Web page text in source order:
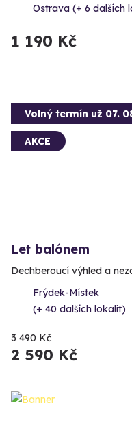
Ostrava (+ 6 dalších
1 190 Kč
Volný termín už 07.
AKCE
Let balónem
Dechberoucí výhled a
Frýdek-Místek
(+ 40 dalších lokalit)
3 490 Kč
2 590 Kč